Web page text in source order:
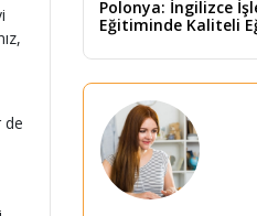
Polonya: İngilizce
Eğitiminde Kaliteli
de